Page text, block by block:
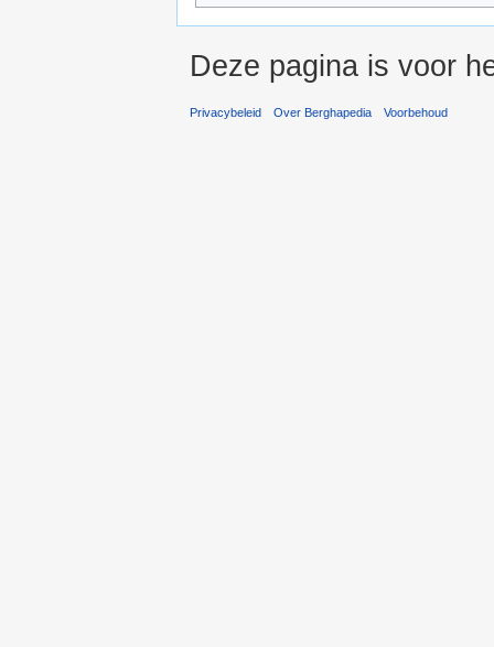
Deze pagina is voor
Privacybeleid Over Berghapedia Voorbehoud